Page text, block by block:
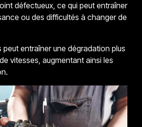
défectueux, ce qui peut entraîner
ou des difficultés à changer de
peut entraîner une dégradation plus
vitesses, augmentant ainsi les